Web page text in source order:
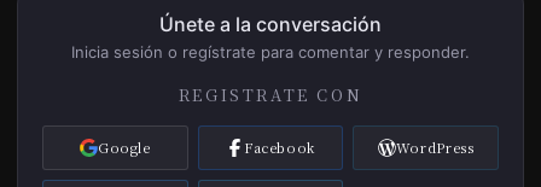
Únete a la conversación
Inicia sesión o regístrate para comentar y responder.
REGISTRATE CON
Google Facebook WordPress